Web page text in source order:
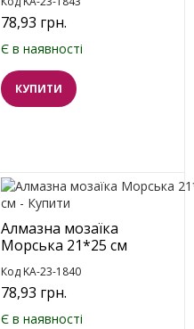
78,93 грн.
Є в наявності
КУПИТИ
Алмазна мозаїка
Морська 21*25 см
Код KA-23-1840
78,93 грн.
Є в наявності